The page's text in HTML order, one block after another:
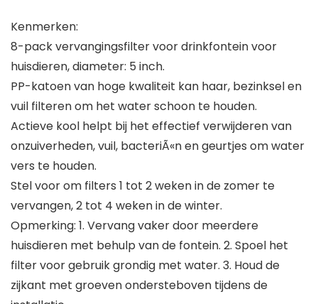
Kenmerken:
8-pack vervangingsfilter voor drinkfontein voor
huisdieren, diameter: 5 inch.
PP-katoen van hoge kwaliteit kan haar, bezinksel en
vuil filteren om het water schoon te houden.
Actieve kool helpt bij het effectief verwijderen van
onzuiverheden, vuil, bacteriÃ«n en geurtjes om water
vers te houden.
Stel voor om filters 1 tot 2 weken in de zomer te
vervangen, 2 tot 4 weken in de winter.
Opmerking: 1. Vervang vaker door meerdere
huisdieren met behulp van de fontein. 2. Spoel het
filter voor gebruik grondig met water. 3. Houd de
zijkant met groeven ondersteboven tijdens de